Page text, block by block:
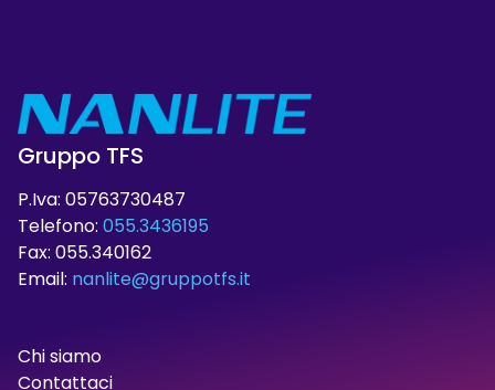
Gruppo TFS
P.Iva: 05763730487
Telefono: 055.3436195
Fax: 055.340162
Email: nanlite@gruppotfs.it
Chi siamo
Contattaci